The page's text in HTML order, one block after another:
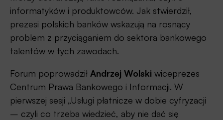
informatyków i produktowców. Jak stwierdził,
prezesi polskich banków wskazują na rosnący
problem z przyciąganiem do sektora bankowego
talentów w tych zawodach.
Forum poprowadził Andrzej Wolski wiceprezes
Centrum Prawa Bankowego i Informacji. W
pierwszej sesji „Usługi płatnicze w dobie cyfryzacji
– czyli co trzeba wiedzieć, aby nie dać się